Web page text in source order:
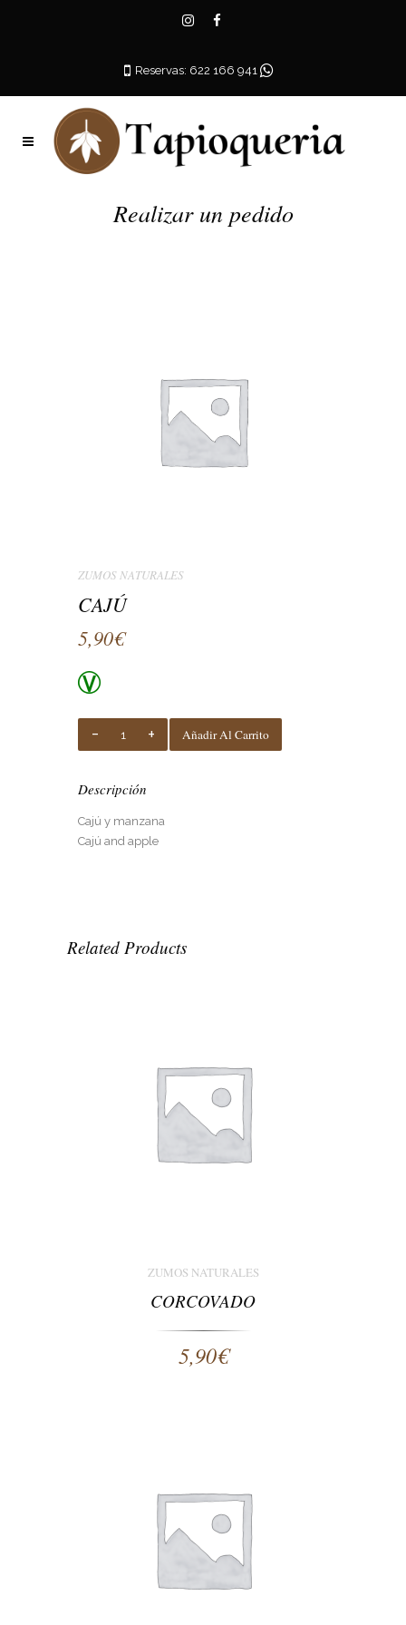
Reservas: 622 166 941
Realizar un pedido
ZUMOS NATURALES
CAJÚ
5,90€
Quantity
Añadir Al Carrito
Descripción
Cajú y manzana
Cajú and apple
Related Products
ZUMOS NATURALES
CORCOVADO
5,90€